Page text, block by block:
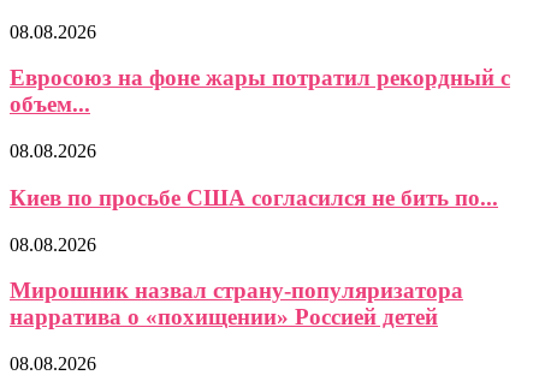
08.08.2026
Евросоюз на фоне жары потратил рекордный с
объем...
08.08.2026
Киев по просьбе США согласился не бить по...
08.08.2026
Мирошник назвал страну-популяризатора
нарратива о «похищении» Россией детей
08.08.2026